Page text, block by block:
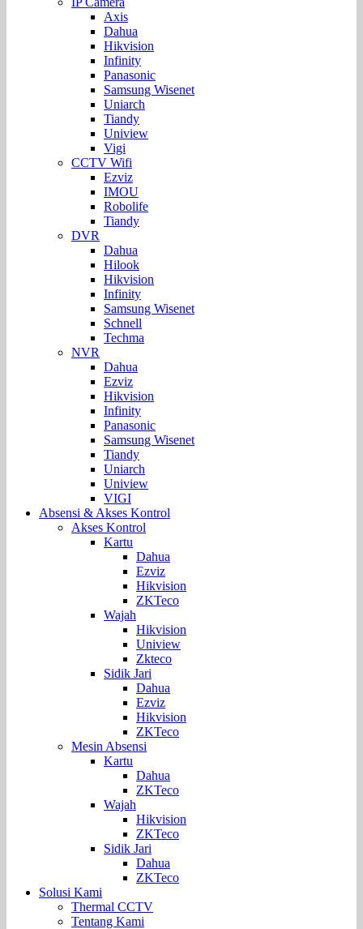
Axis
Dahua
Hikvision
Infinity
Panasonic
Samsung Wisenet
Uniarch
Tiandy
Uniview
Vigi
CCTV Wifi
Ezviz
IMOU
Robolife
Tiandy
DVR
Dahua
Hilook
Hikvision
Infinity
Samsung Wisenet
Schnell
Techma
NVR
Dahua
Ezviz
Hikvision
Infinity
Panasonic
Samsung Wisenet
Tiandy
Uniarch
Uniview
VIGI
Absensi & Akses Kontrol
Akses Kontrol
Kartu
Dahua
Ezviz
Hikvision
ZKTeco
Wajah
Hikvision
Uniview
Zkteco
Sidik Jari
Dahua
Ezviz
Hikvision
ZKTeco
Mesin Absensi
Kartu
Dahua
ZKTeco
Wajah
Hikvision
ZKTeco
Sidik Jari
Dahua
ZKTeco
Solusi Kami
Thermal CCTV
Tentang Kami